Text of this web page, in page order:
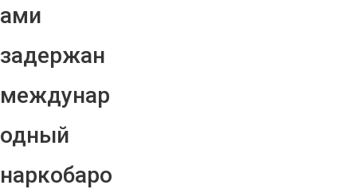
ами
задержан
междунар
одный
наркобаро